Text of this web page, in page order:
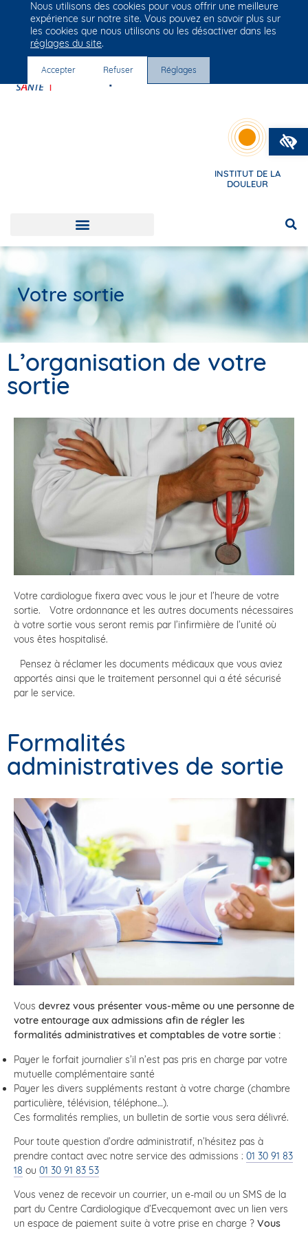
Groupe Vivalto Santé
Entre nous, la vie
INSTITUT DE LA
DOULEUR
Votre sortie
L’organisation de votre
sortie
Votre cardiologue fixera avec vous le jour et l’heure de votre
sortie. Votre ordonnance et les autres documents nécessaires
à votre sortie vous seront remis par l’infirmière de l’unité où
vous êtes hospitalisé.
Pensez à réclamer les documents médicaux que vous aviez
apportés ainsi que le traitement personnel qui a été sécurisé
par le service.
Formalités
administratives de sortie
Vous devrez vous présenter vous-même ou une personne de
votre entourage aux admissions afin de régler les
formalités administratives et comptables de votre sortie :
Payer le forfait journalier s’il n’est pas pris en charge par votre
mutuelle complémentaire santé
Payer les divers suppléments restant à votre charge (chambre
particulière, télévision, téléphone…).
Ces formalités remplies, un bulletin de sortie vous sera délivré.
Pour toute question d’ordre administratif, n’hésitez pas à
prendre contact avec notre service des admissions : 01 30 91 83
18 ou 01 30 91 83 53
Vous venez de recevoir un courrier, un e-mail ou un SMS de la
part du Centre Cardiologique d’Évecquemont avec un lien vers
un espace de paiement suite à votre prise en charge ? Vous
Nous utilisons des cookies pour vous offrir une meilleure
expérience sur notre site. Vous pouvez en savoir plus sur
les cookies que nous utilisons ou les désactiver dans les
réglages du site.
Accepter Refuser Réglages